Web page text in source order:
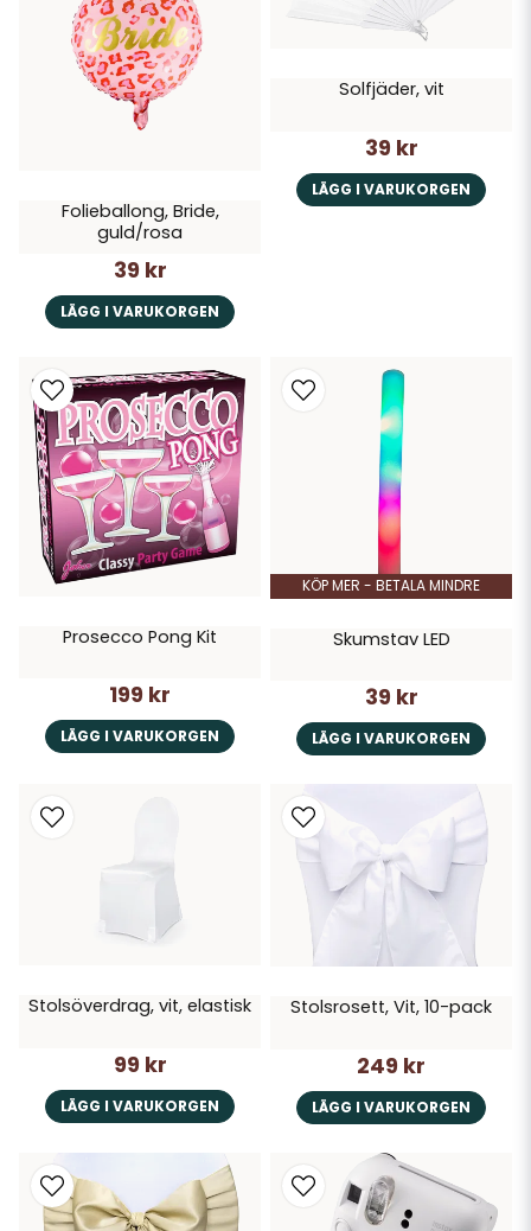
Folieballong, Bride,
guld/rosa
39 kr
LÄGG I VARUKORGEN
Solfjäder, vit
39 kr
LÄGG I VARUKORGEN
Prosecco Pong Kit
199 kr
LÄGG I VARUKORGEN
KÖP MER - BETALA MINDRE
Skumstav LED
39 kr
LÄGG I VARUKORGEN
Stolsöverdrag, vit, elastisk
99 kr
LÄGG I VARUKORGEN
Stolsrosett, Vit, 10-pack
249 kr
LÄGG I VARUKORGEN